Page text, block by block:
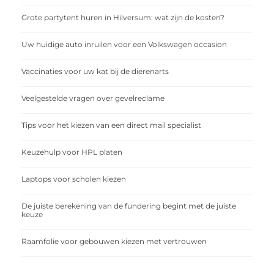
Grote partytent huren in Hilversum: wat zijn de kosten?
Uw huidige auto inruilen voor een Volkswagen occasion
Vaccinaties voor uw kat bij de dierenarts
Veelgestelde vragen over gevelreclame
Tips voor het kiezen van een direct mail specialist
Keuzehulp voor HPL platen
Laptops voor scholen kiezen
De juiste berekening van de fundering begint met de juiste
keuze
Raamfolie voor gebouwen kiezen met vertrouwen